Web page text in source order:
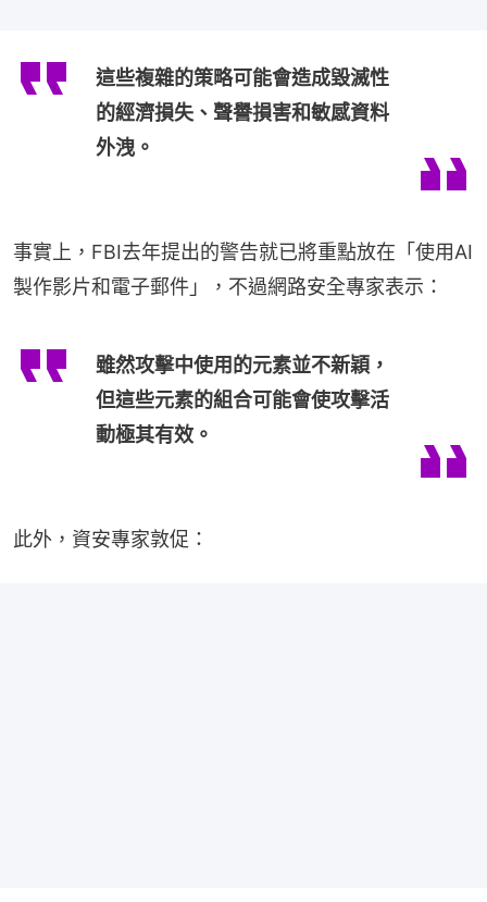
這些複雜的策略可能會造成毀滅性
的經濟損失、聲譽損害和敏感資料
外洩。
事實上，FBI去年提出的警告就已將重點放在「使用AI
製作影片和電子郵件」，不過網路安全專家表示：
雖然攻擊中使用的元素並不新穎，
但這些元素的組合可能會使攻擊活
動極其有效。
此外，資安專家敦促：